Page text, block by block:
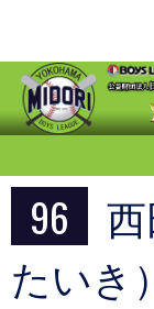
content
96
たいき）